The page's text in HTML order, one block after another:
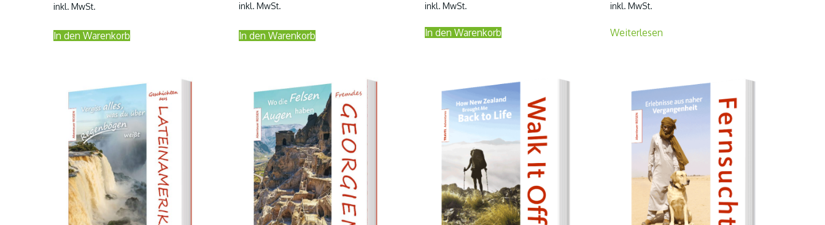
inkl. MwSt.
In den Warenkorb
inkl. MwSt.
In den Warenkorb
inkl. MwSt.
In den Warenkorb
inkl. MwSt.
Weiterlesen